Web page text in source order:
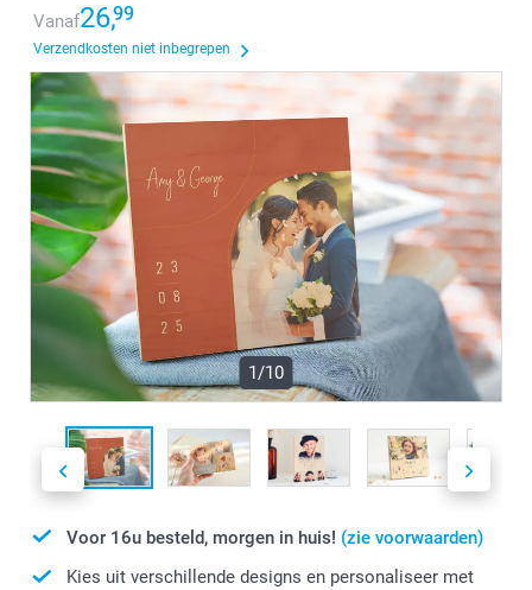
Vanaf26,99
Verzendkosten niet inbegrepen
1/10
Voor 16u besteld, morgen in huis! (zie voorwaarden)
Kies uit verschillende designs en personaliseer met